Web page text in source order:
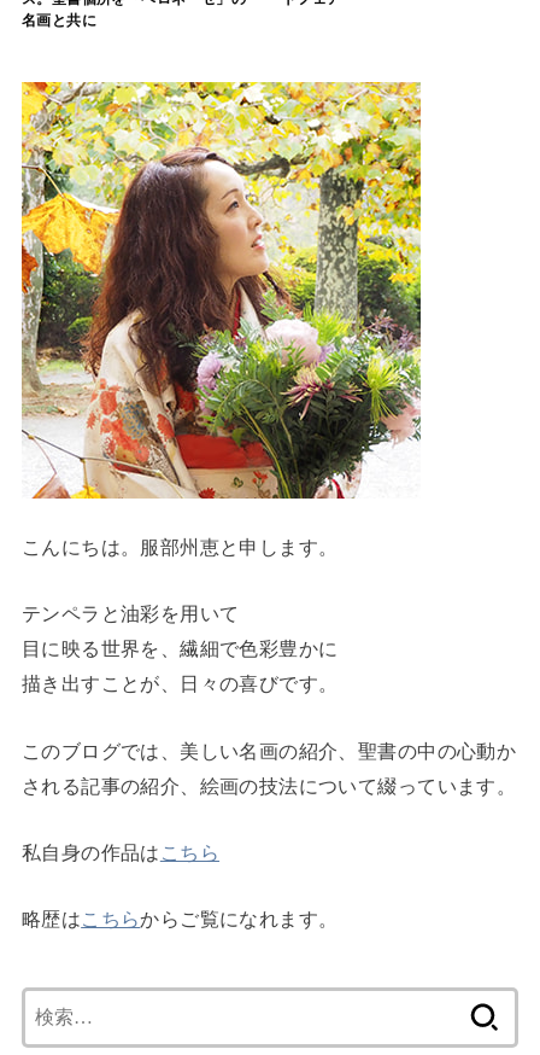
名画と共に
こんにちは。服部州恵と申します。
テンペラと油彩を用いて
目に映る世界を、繊細で色彩豊かに
描き出すことが、日々の喜びです。
このブログでは、美しい名画の紹介、聖書の中の心動か
される記事の紹介、絵画の技法について綴っています。
私自身の作品は こちら
略歴はこちらからご覧になれます。
索: